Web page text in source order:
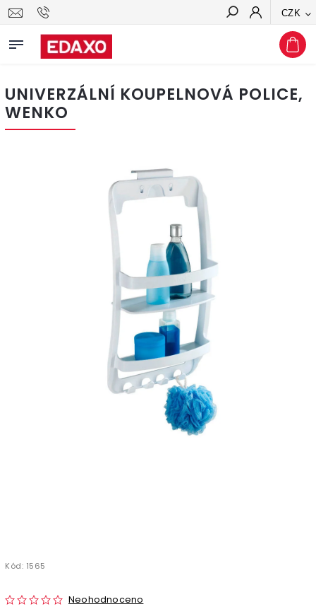
CZK
Hledat
UNIVERZÁLNÍ KOUPELNOVÁ POLICE,
WENKO
Kód: 1565
Neohodnoceno